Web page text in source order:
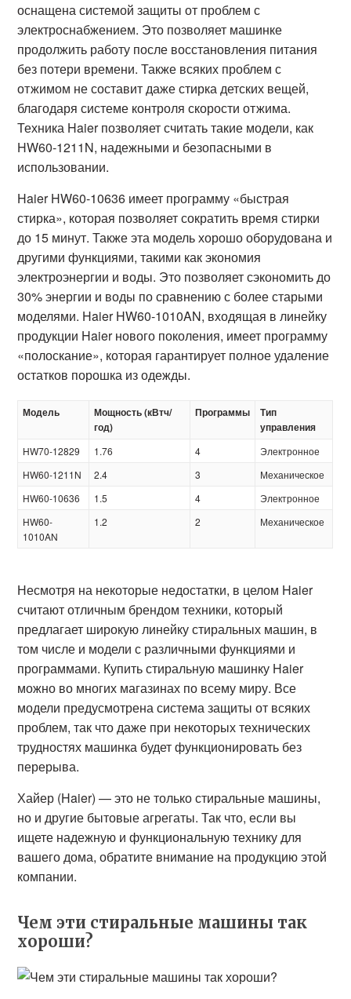
оснащена системой защиты от проблем с
электроснабжением. Это позволяет машинке
продолжить работу после восстановления питания
без потери времени. Также всяких проблем с
отжимом не составит даже стирка детских вещей,
благодаря системе контроля скорости отжима.
Техника Haier позволяет считать такие модели, как
HW60-1211N, надежными и безопасными в
использовании.
Haier HW60-10636 имеет программу «быстрая
стирка», которая позволяет сократить время стирки
до 15 минут. Также эта модель хорошо оборудована и
другими функциями, такими как экономия
электроэнергии и воды. Это позволяет сэкономить до
30% энергии и воды по сравнению с более старыми
моделями. Haier HW60-1010AN, входящая в линейку
продукции Haier нового поколения, имеет программу
«полоскание», которая гарантирует полное удаление
остатков порошка из одежды.
Модель
Мощность (кВтч/
год)
Программы
Тип
управления
HW70-12829 1.76 4
Электронное
HW60-1211N
2.4 3
Механическое
HW60-10636
1.5 4
Электронное
HW60-
1010AN
1.2 2 Механическое
Несмотря на некоторые недостатки, в целом Haier
считают отличным брендом техники, который
предлагает широкую линейку стиральных машин, в
том числе и модели с различными функциями и
программами. Купить стиральную машинку Haier
можно во многих магазинах по всему миру. Все
модели предусмотрена система защиты от всяких
проблем, так что даже при некоторых технических
трудностях машинка будет функционировать без
перерыва.
Хайер (Haier) — это не только стиральные машины,
но и другие бытовые агрегаты. Так что, если вы
ищете надежную и функциональную технику для
вашего дома, обратите внимание на продукцию этой
компании.
Чем эти стиральные машины так
хороши?